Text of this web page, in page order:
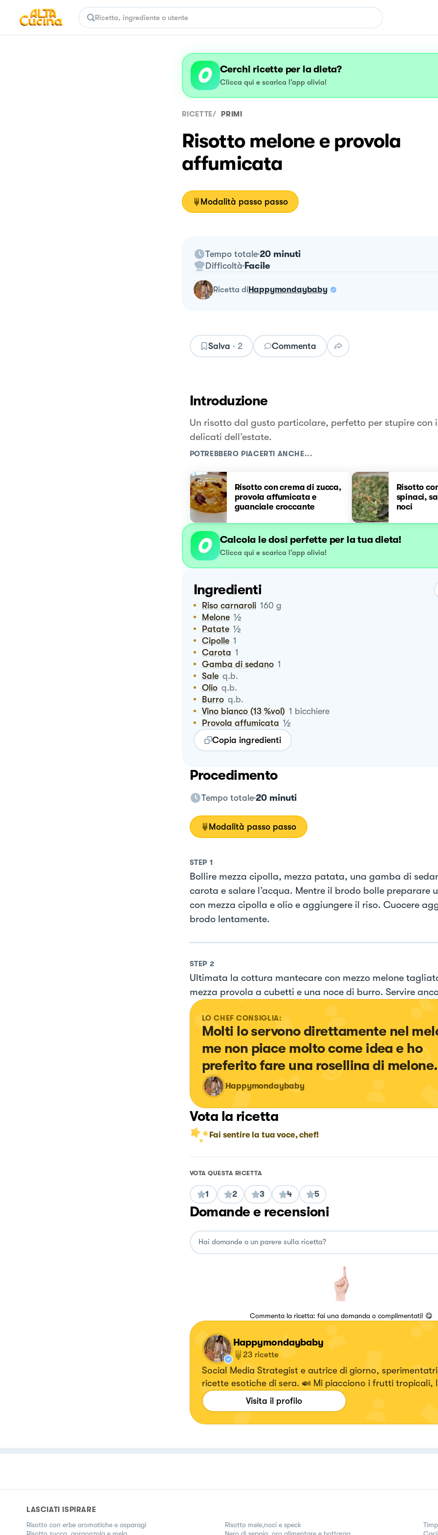
Cerchi ricette per la dieta?
Clicca qui e scarica l’app olivia!
RICETTE/ PRIMI
Risotto melone e provola
affumicata
Modalità passo passo
Tempo totale 20 minuti
Difficoltà Facile
ricetta diHappymondaybaby
Salva · 2 Commenta
Introduzione
Un risotto dal gusto particolare, perfetto per stupire con
delicati dell’estate.
POTREBBERO PIACERTI ANCHE...
Risotto con crema di zucca,
provola affumicata e
guanciale croccante
Risotto
spinaci,
noci
Calcola le dosi perfette per la tua dieta!
Clicca qui e scarica l’app olivia!
Ingredienti
Riso carnaroli 160 g
Melone ½
Patate ½
Cipolle 1
Carota 1
Gamba di sedano 1
Sale q.b.
Olio q.b.
Burro q.b.
Vino bianco (13 %vol) 1 bicchiere
Provola affumicata ½
Copia ingredienti
Procedimento
Tempo totale 20 minuti
Modalità passo passo
STEP 1
Bollire mezza cipolla, mezza patata, una gamba di
carota e salare l’acqua. Mentre il brodo bolle preparare
con mezza cipolla e olio e aggiungere il riso. Cuocere
brodo lentamente.
STEP 2
Ultimata la cottura mantecare con mezzo melone
mezza provola a cubetti e una noce di burro. Servire
LO CHEF CONSIGLIA:
Molti lo servono direttamente nel
me non piace molto come idea e ho
preferito fare una rosellina di melone.
Happymondaybaby
Vota la ricetta
Fai sentire la tua voce, chef!
VOTA QUESTA RICETTA
1 2 3 4 5
Domande e recensioni
Commenta la ricetta: fai una domanda o complimentati! 😋
Happymondaybaby
23 ricette
Social Media Strategist e autrice di giorno,
ricette esotiche di sera. 🍛 Mi piacciono i frutti tropicali,
orientale e il recupero creativo degli scarti. 🥕
Visita il profilo
LASCIATI ISPIRARE
Risotto con erbe aromatiche e asparagi
Risotto zucca, gorgonzola e mela
Risotto mele,noci e speck
Nero di seppia, oro alimentare e bottarga